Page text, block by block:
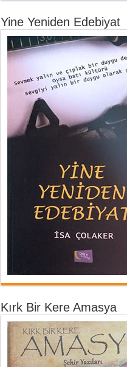
Yine Yeniden Edebiyat
Kırk Bir Kere Amasya